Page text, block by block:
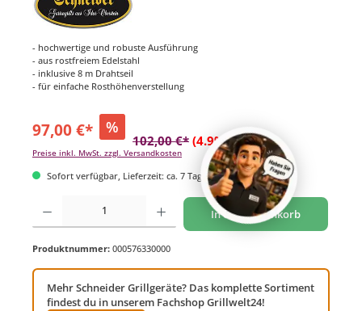
- hochwertige und robuste Ausführung
- aus rostfreiem Edelstahl
- inklusive 8 m Drahtseil
- für einfache Rosthöhenverstellung
97,00 €* %
102,00 €* (4.9% gespart)
Preise inkl. MwSt. zzgl. Versandkosten
Sofort verfügbar, Lieferzeit: ca. 7 Tage
Produkt Anzahl: Gib den gewünschten Wert ein oder benutze die Schaltflächen um
In den Warenkorb
Produktnummer: 000576330000
Mehr Schneider Grillgeräte? Das komplette Sortiment
findest du in unserem Fachshop Grillwelt24!